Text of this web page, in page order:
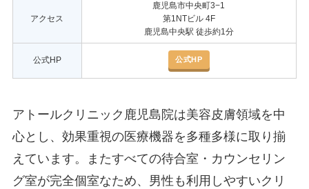
アクセス
鹿児島市中央町3−1
第1NTビル 4F
鹿児島中央駅 徒歩約1分
公式HP 公式HP
アトールクリニック鹿児島院は美容皮膚領域を中
心とし、効果重視の医療機器を多種多様に取り揃
えています。またすべての待合室・カウンセリン
グ室が完全個室なため、男性も利用しやすいクリ